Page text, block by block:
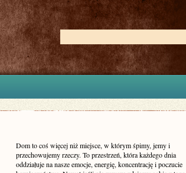
Dom to coś więcej niż miejsce, w którym śpimy, jemy i
przechowujemy rzeczy. To przestrzeń, która każdego dnia
oddziałuje na nasze emocje, energię, koncentrację i poczucie